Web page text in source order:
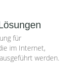
für
im Internet,
werden.